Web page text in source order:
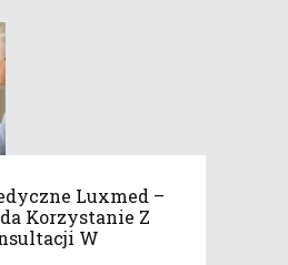
Luxmed –
Korzystanie Z
W